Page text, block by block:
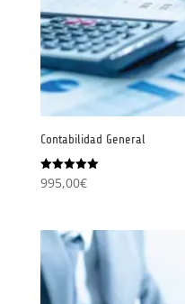
Contabilidad General
Valorado
con
995,00€